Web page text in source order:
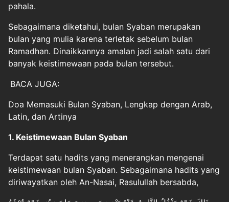
pahala.
Sebagaimana diketahui, bulan Syaban merupakan
bulan yang mulia karena terletak sebelum bulan
Ramadhan. Dinaikkannya amalan jadi salah satu dari
banyak keistimewaan pada bulan tersebut.
BACA JUGA:
Doa Memasuki Bulan Syaban, Lengkap dengan Arab,
Latin, dan Artinya
1. Keistimewaan Bulan Syaban
Terdapat satu hadits yang menerangkan mengenai
keistimewaan bulan Syaban. Sebagaimana hadits yang
diriwayatkan oleh An-Nasai, Rasulullah bersabda,